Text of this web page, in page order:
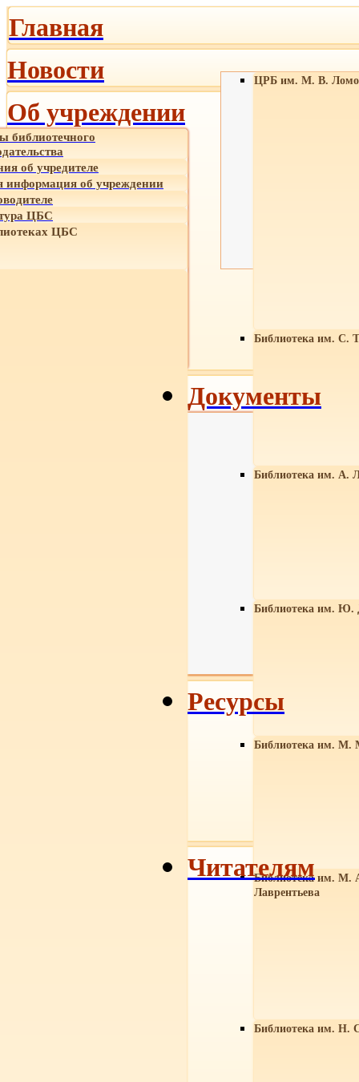
Главная
Новости
Об учреждении
библиотечного
об учредителе
об учреждении
ЦБС
ЦБС
ЦРБ им. М. В.
Библиотека им. С.
Библиотека им. А.
Библиотека им. Ю.
Библиотека им. М.
Библиотека им. М.
Лаврентьева
Библиотека им. Н.
Документы
Ресурсы
Читателям